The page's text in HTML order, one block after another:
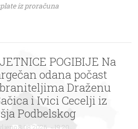
iz proračuna
POGIBIJE Na
odana počast
Draženu
i Ivici Cecelji iz
Podbelskog
8.08.2026. - 19:20